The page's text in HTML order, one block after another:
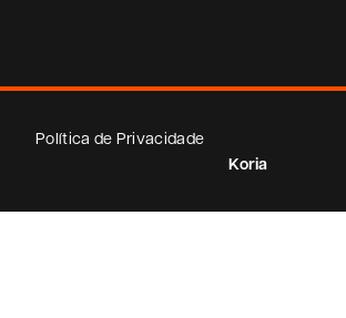
Política de Privacidade
Koria